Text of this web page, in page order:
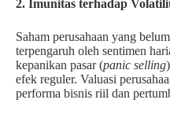
2. Imunitas terhadap
Saham perusahaan yang
terpengaruh oleh sentimen
kepanikan pasar (panic selling
efek reguler. Valuasi
performa bisnis riil dan